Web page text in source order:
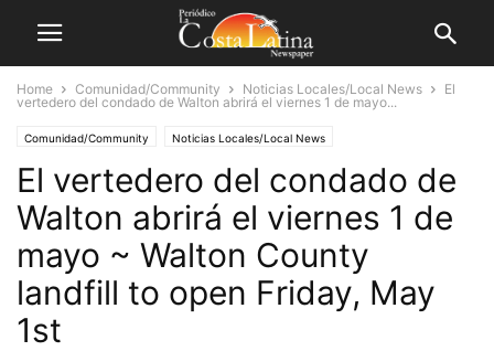
Home Comunidad/Community Noticias Locales/Local News
El
vertedero del condado de Walton abrirá el viernes 1 de mayo...
Comunidad/Community Noticias Locales/Local News
El vertedero del condado de
Walton abrirá el viernes 1 de
mayo ~ Walton County
landfill to open Friday, May
1st